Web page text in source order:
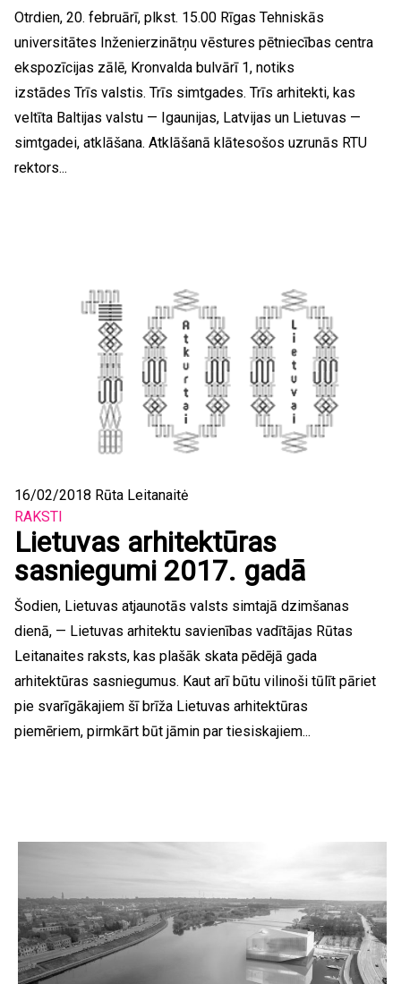
Otrdien, 20. februārī, plkst. 15.00 Rīgas Tehniskās
universitātes Inženierzinātņu vēstures pētniecības centra
ekspozīcijas zālē, Kronvalda bulvārī 1, notiks
izstādes Trīs valstis. Trīs simtgades. Trīs arhitekti, kas
veltīta Baltijas valstu — Igaunijas, Latvijas un Lietuvas —
simtgadei, atklāšana. Atklāšanā klātesošos uzrunās RTU
rektors...
16/02/2018 Rūta Leitanaitė
RAKSTI
Lietuvas arhitektūras
sasniegumi 2017. gadā
Šodien, Lietuvas atjaunotās valsts simtajā dzimšanas
dienā, — Lietuvas arhitektu savienības vadītājas Rūtas
Leitanaites raksts, kas plašāk skata pēdējā gada
arhitektūras sasniegumus. Kaut arī būtu vilinoši tūlīt pāriet
pie svarīgākajiem šī brīža Lietuvas arhitektūras
piemēriem, pirmkārt būt jāmin par tiesiskajiem...